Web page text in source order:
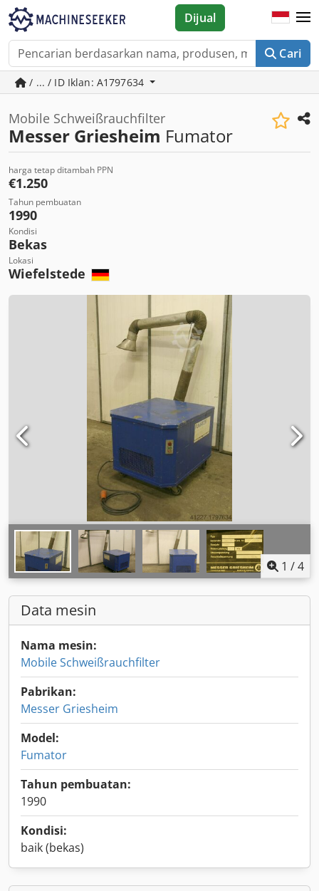
Cari
Dijual
/ ... / ID Iklan: A1797634
Mobile Schweißrauchfilter
Messer Griesheim Fumator
harga tetap ditambah PPN
€1.250
Tahun pembuatan
1990
Kondisi
Bekas
Lokasi
Wiefelstede
1 /4
Data mesin
Nama mesin:
Mobile Schweißrauchfilter
Pabrikan:
Messer Griesheim
Model:
Fumator
Tahun pembuatan:
1990
Kondisi:
baik (bekas)